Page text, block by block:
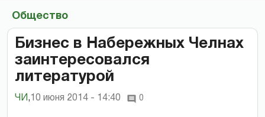
Общество
Бизнес в Набережных Челнах
заинтересовался
литературой
ЧИ , 10 июня 2014 - 14:40 0